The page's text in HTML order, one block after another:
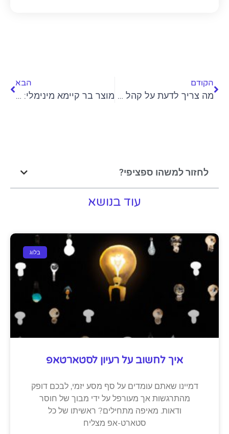
הקודם
מה צריך לדעת על קהל היעד?
הבא
מוצר בר קיימא מינימלי: הפתרון האולטימטיבי להצלחת סטארט-אפ
לחזור למשהו ספציפי?
עוד בנושא
בלוג
איך לחשוב על רעיון לסטארטאפ
דמיינו שאתם עומדים על סף מסע יזמי, לבכם דופק
מהתרגשות אך מעורפל על ידי מבוך של חוסר
ודאות. מאיפה מתחילים? ראשיתו של כל
סטארט-אפ מצליח